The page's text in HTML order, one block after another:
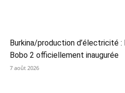
Burkina/production d’électricité
Bobo 2 officiellement inaugurée
7 août 2026